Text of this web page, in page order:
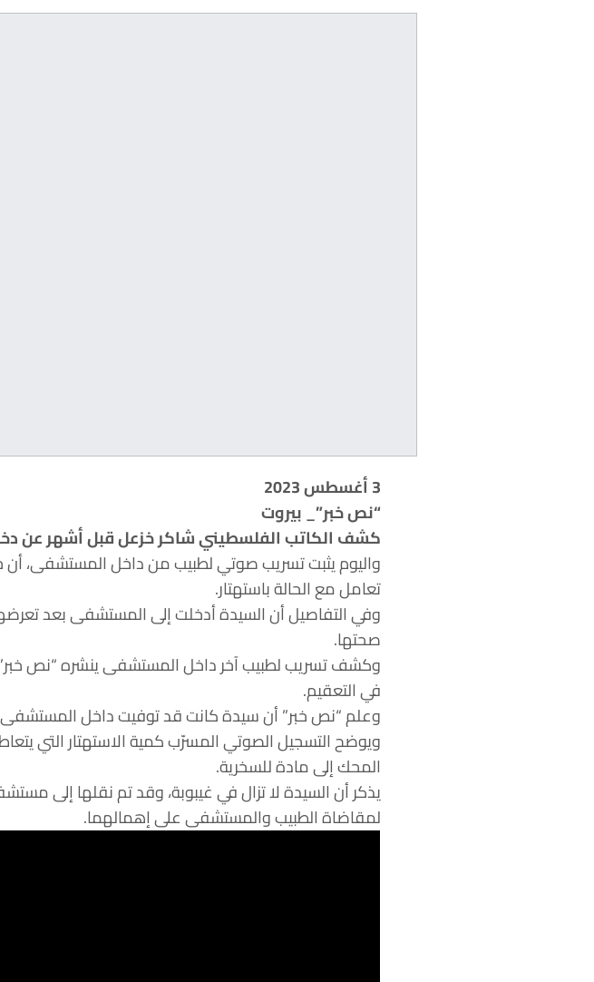
3 أغسطس 2023
“نص خبر”_ بيروت
كشف الكاتب الفلسطيني شاكر خزعل قبل أشهر عن
واليوم يثبت تسريب صوتي لطبيب من داخل المستشفى، أن
تعامل مع الحالة باستهتار.
وفي التفاصيل أن السيدة أدخلت إلى المستشفى بعد
صحتها.
وكشف تسريب لطبيب آخر داخل المستشفى ينشره “نص خبر”،
في التعقيم.
وعلم “نص خبر” أن سيدة كانت قد توفيت داخل المستشفى
ويوضح التسجيل الصوتي المسرّب كمية الاستهتار التي
المحك إلى مادة للسخرية.
يذكر أن السيدة لا تزال في غيبوبة، وقد تم نقلها إلى
لمقاضاة الطبيب والمستشفى على إهمالهما.